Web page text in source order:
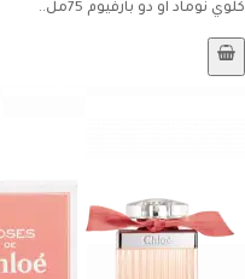
كلوي نوماد او دو بارفيوم 75مل..